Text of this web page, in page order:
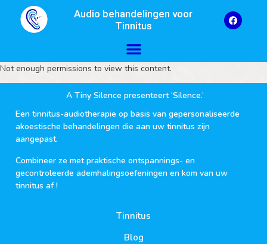
Audio behandelingen voor
Tinnitus
Not enough permissions to view this content.
A Tiny Silence presenteert ‘Silence.’
Een tinnitus-audiotherapie op basis van gepersonaliseerde
akoestische behandelingen die aan uw tinnitus zijn
aangepast.
Combineer ze met praktische ontspannings- en
gecontroleerde ademhalingsoefeningen en kom van uw
tinnitus af !
Tinnitus
Blog